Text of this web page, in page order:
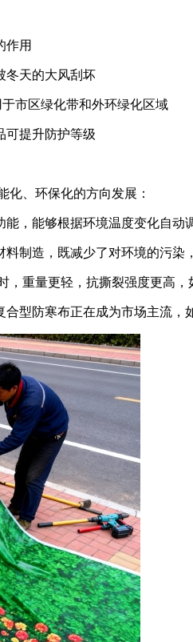
作用
冬天的大风刮坏
市区绿化带和外环绿化区域
可提升防护等级
化、环保化的方向发展：
，能够根据环境温度变化自动
制造，既减少了对环境的污染
重量更轻，抗撕裂强度更高
型防寒布正在成为市场主流